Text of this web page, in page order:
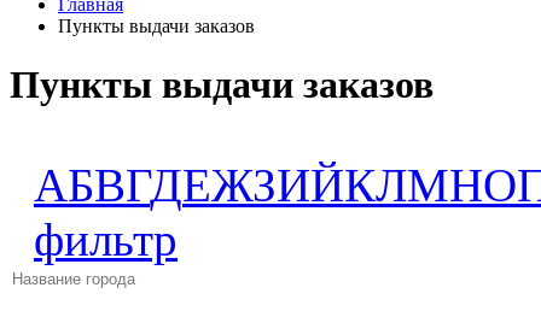
Главная
Пункты выдачи заказов
Пункты выдачи заказов
АБВГДЕЖЗИЙКЛМНО
фильтр